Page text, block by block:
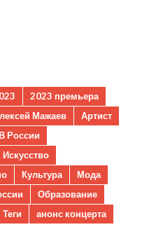
2023 премьера
Мажаев
Артист
России
Искусство
Культура
Мода
Образование
Теги
анонс концерта